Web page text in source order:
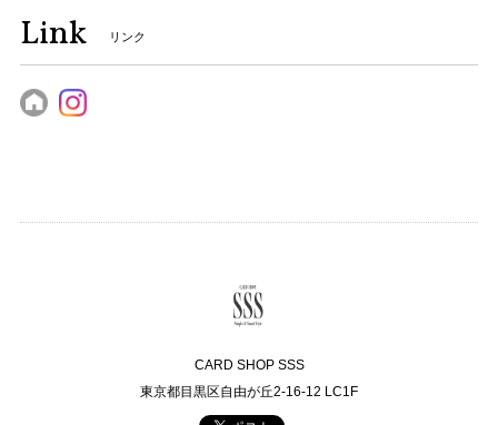
Link リンク
CARD SHOP SSS
東京都目黒区自由が丘2-16-12 LC1F